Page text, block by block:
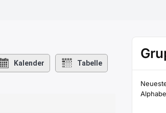
Kalender Tabelle